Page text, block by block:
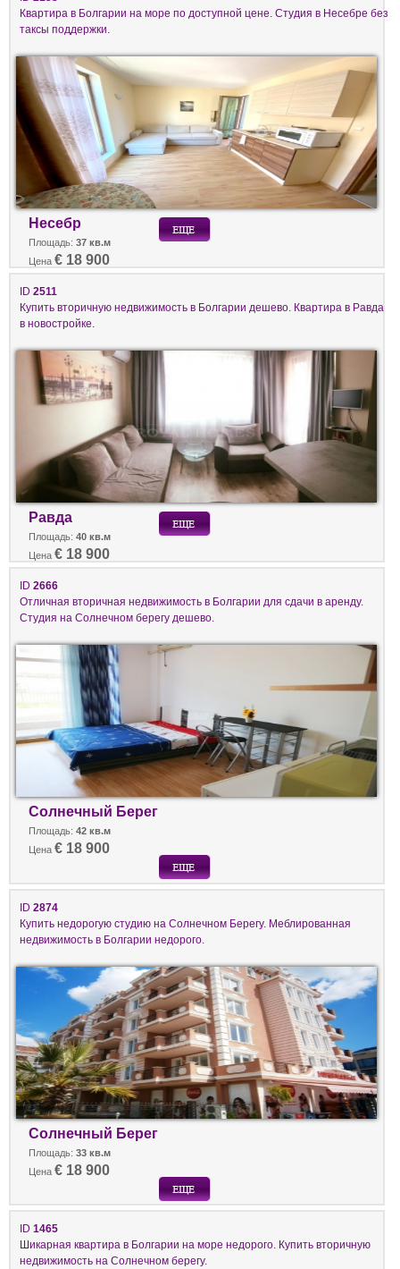
Квартира в Болгарии на море по доступной цене. Студия в Несебре без
таксы поддержки.
Несебр
Площадь: 37 кв.м
Цена € 18 900
ID 2511
Купить вторичную недвижимость в Болгарии дешево. Квартира в Равда
в новостройке.
Равда
Площадь: 40 кв.м
Цена € 18 900
ID 2666
Отличная вторичная недвижимость в Болгарии для сдачи в аренду.
Студия на Солнечном берегу дешево.
Солнечный Берег
Площадь: 42 кв.м
Цена € 18 900
ID 2874
Купить недорогую студию на Солнечном Берегу. Меблированная
недвижимость в Болгарии недорого.
Солнечный Берег
Площадь: 33 кв.м
Цена € 18 900
ID 1465
Шикарная квартира в Болгарии на море недорого. Купить вторичную
недвижимость на Солнечном берегу.